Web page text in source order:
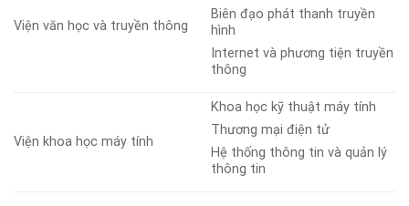
Viện văn học và truyền thông
Biên đạo phát thanh truyền
hình
Internet và phương tiện truyền
thông
Viện khoa học máy tính
Khoa học kỹ thuật máy tính
Thương mại điện tử
Hệ thống thông tin và quản lý
thông tin